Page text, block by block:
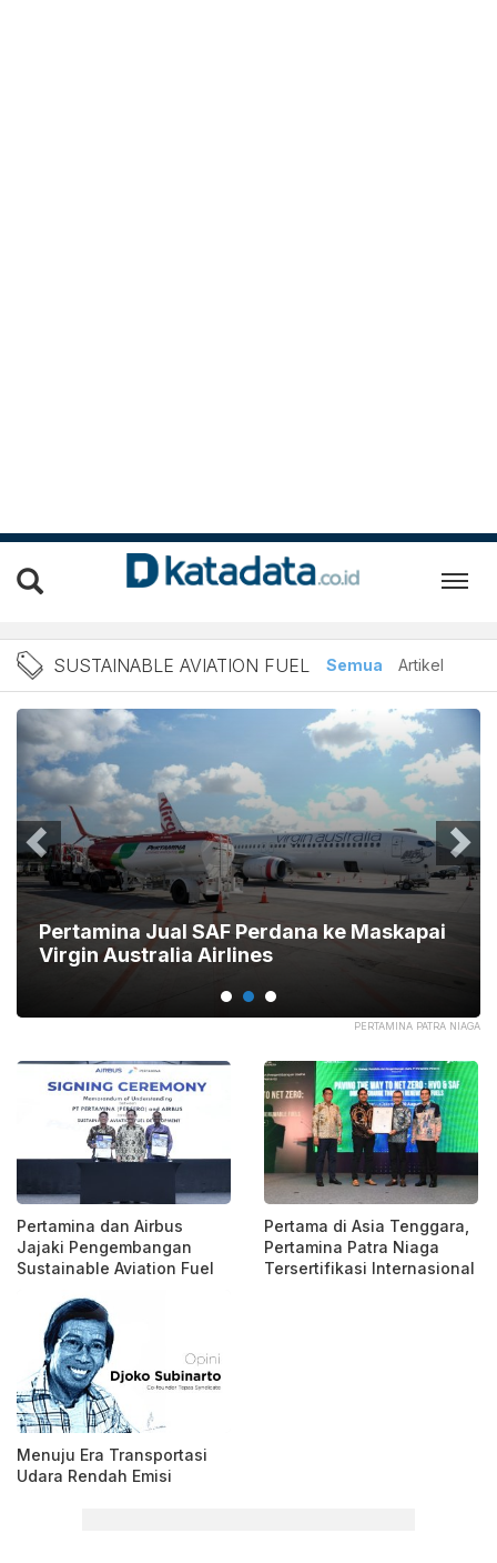
Berita Sustainable
SUSTAINABLE AVIATION FUEL Semua Artikel
PERTAMINA PATRA NIAGA
Pertamina Jual SAF Perdana ke Maskapai
Virgin Australia Airlines
Pertamina dan Airbus
Jajaki Pengembangan
Sustainable Aviation Fuel
Pertama di Asia Tenggara,
Pertamina Patra Niaga
Tersertifikasi Internasional
Menuju Era Transportasi
Udara Rendah Emisi